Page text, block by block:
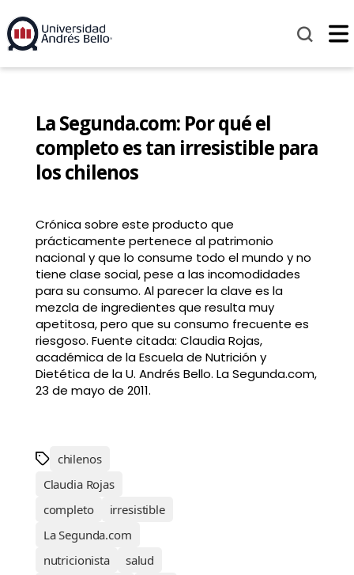
La Segunda.com: Por qué el
completo es tan irresistible para
los chilenos
Crónica sobre este producto que
prácticamente pertenece al patrimonio
nacional y que lo consume todo el mundo y no
tiene clase social, pese a las incomodidades
para su consumo. Al parecer la clave es la
mezcla de ingredientes que resulta muy
apetitosa, pero que su consumo frecuente es
riesgoso. Fuente citada: Claudia Rojas,
académica de la Escuela de Nutrición y
Dietética de la U. Andrés Bello. La Segunda.com,
23 de mayo de 2011.
chilenos
Claudia Rojas
completo
irresistible
La Segunda.com
nutricionista
salud